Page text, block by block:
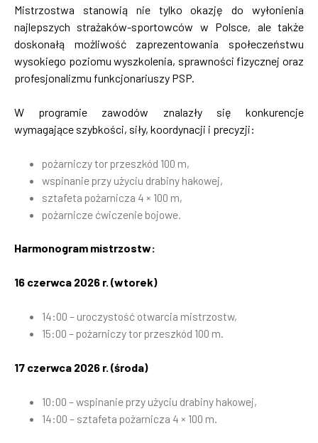
Mistrzostwa stanowią nie tylko okazję do wyłonienia
najlepszych strażaków-sportowców w Polsce, ale także
doskonałą możliwość zaprezentowania społeczeństwu
wysokiego poziomu wyszkolenia, sprawności fizycznej oraz
profesjonalizmu funkcjonariuszy PSP.
W programie zawodów znalazły się konkurencje
wymagające szybkości, siły, koordynacji i precyzji:
pożarniczy tor przeszkód 100 m,
wspinanie przy użyciu drabiny hakowej,
sztafeta pożarnicza 4 × 100 m,
pożarnicze ćwiczenie bojowe.
Harmonogram mistrzostw:
16 czerwca 2026 r. (wtorek)
14:00 – uroczystość otwarcia mistrzostw,
15:00 – pożarniczy tor przeszkód 100 m.
17 czerwca 2026 r. (środa)
10:00 – wspinanie przy użyciu drabiny hakowej,
14:00 – sztafeta pożarnicza 4 × 100 m.